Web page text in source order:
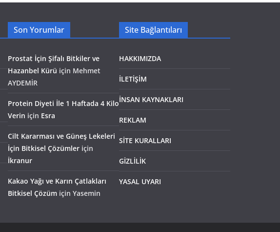
Son Yorumlar
Prostat İçin Şifalı Bitkiler ve
Hazanbel Kürü için Mehmet
AYDEMİR
Protein Diyeti İle 1 Haftada 4 Kilo
Verin için Esra
Cilt Kararması ve Güneş Lekeleri
İçin Bitkisel Çözümler için
İkranur
Kakao Yağı ve Karın Çatlakları
Bitkisel Çözüm için Yasemin
Site Bağlantıları
HAKKIMIZDA
İLETİŞİM
İNSAN KAYNAKLARI
REKLAM
SİTE KURALLARI
GİZLİLİK
YASAL UYARI